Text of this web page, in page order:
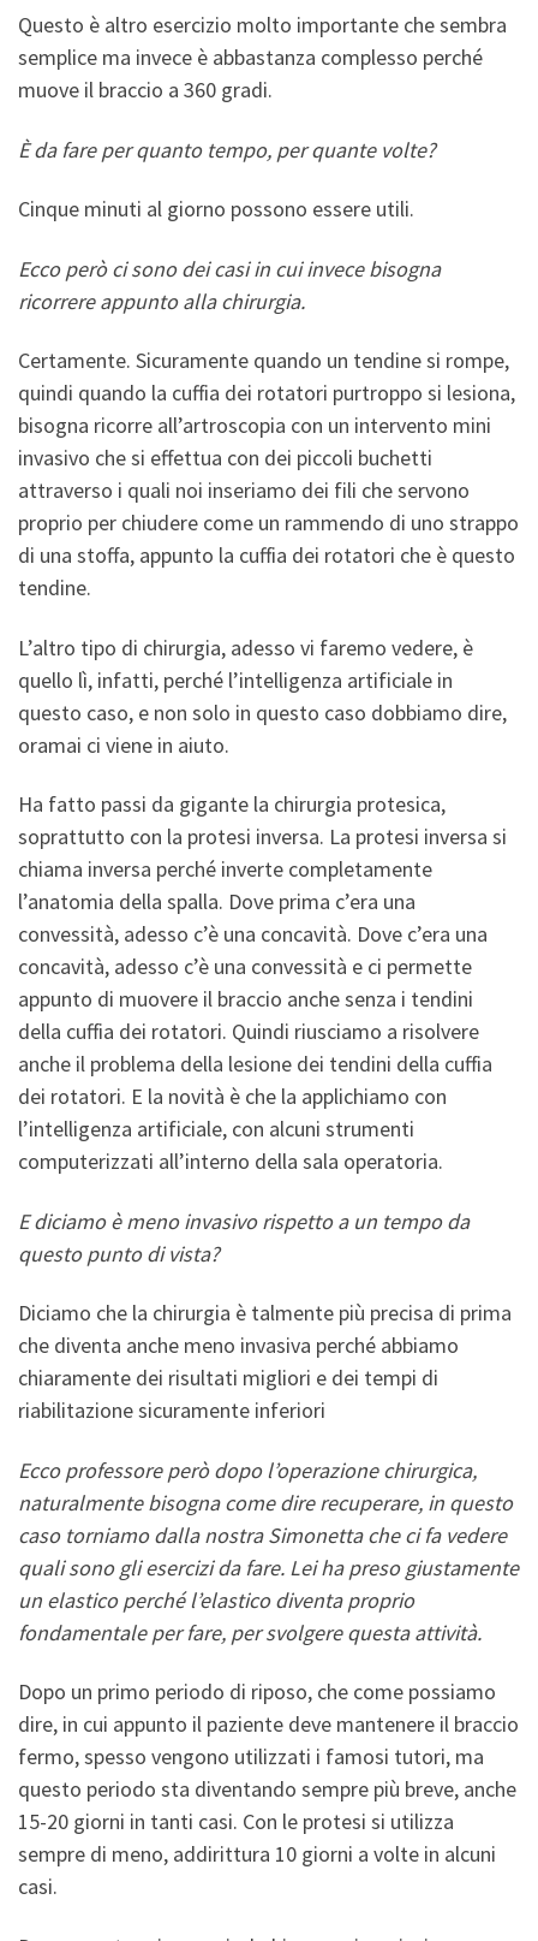
Questo è altro esercizio molto importante che sembra
semplice ma invece è abbastanza complesso perché
muove il braccio a 360 gradi.
È da fare per quanto tempo, per quante volte?
Cinque minuti al giorno possono essere utili.
Ecco però ci sono dei casi in cui invece bisogna
ricorrere appunto alla chirurgia.
Certamente. Sicuramente quando un tendine si rompe,
quindi quando la cuffia dei rotatori purtroppo si lesiona,
bisogna ricorre all’artroscopia con un intervento mini
invasivo che si effettua con dei piccoli buchetti
attraverso i quali noi inseriamo dei fili che servono
proprio per chiudere come un rammendo di uno strappo
di una stoffa, appunto la cuffia dei rotatori che è questo
tendine.
L’altro tipo di chirurgia, adesso vi faremo vedere, è
quello lì, infatti, perché l’intelligenza artificiale in
questo caso, e non solo in questo caso dobbiamo dire,
oramai ci viene in aiuto.
Ha fatto passi da gigante la chirurgia protesica,
soprattutto con la protesi inversa. La protesi inversa si
chiama inversa perché inverte completamente
l’anatomia della spalla. Dove prima c’era una
convessità, adesso c’è una concavità. Dove c’era una
concavità, adesso c’è una convessità e ci permette
appunto di muovere il braccio anche senza i tendini
della cuffia dei rotatori. Quindi riusciamo a risolvere
anche il problema della lesione dei tendini della cuffia
dei rotatori. E la novità è che la applichiamo con
l’intelligenza artificiale, con alcuni strumenti
computerizzati all’interno della sala operatoria.
E diciamo è meno invasivo rispetto a un tempo da
questo punto di vista?
Diciamo che la chirurgia è talmente più precisa di prima
che diventa anche meno invasiva perché abbiamo
chiaramente dei risultati migliori e dei tempi di
riabilitazione sicuramente inferiori
Ecco professore però dopo l’operazione chirurgica,
naturalmente bisogna come dire recuperare, in questo
caso torniamo dalla nostra Simonetta che ci fa vedere
quali sono gli esercizi da fare. Lei ha preso giustamente
un elastico perché l’elastico diventa proprio
fondamentale per fare, per svolgere questa attività.
Dopo un primo periodo di riposo, che come possiamo
dire, in cui appunto il paziente deve mantenere il braccio
fermo, spesso vengono utilizzati i famosi tutori, ma
questo periodo sta diventando sempre più breve, anche
15-20 giorni in tanti casi. Con le protesi si utilizza
sempre di meno, addirittura 10 giorni a volte in alcuni
casi.